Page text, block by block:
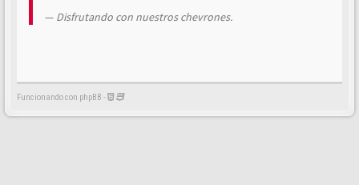
Disfrutando con nuestros chevrones.
Funcionando con phpBB -